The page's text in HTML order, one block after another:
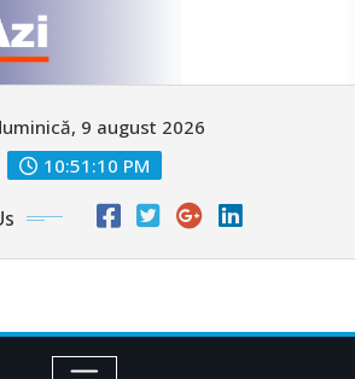
9 august 2026
10:51:13 PM